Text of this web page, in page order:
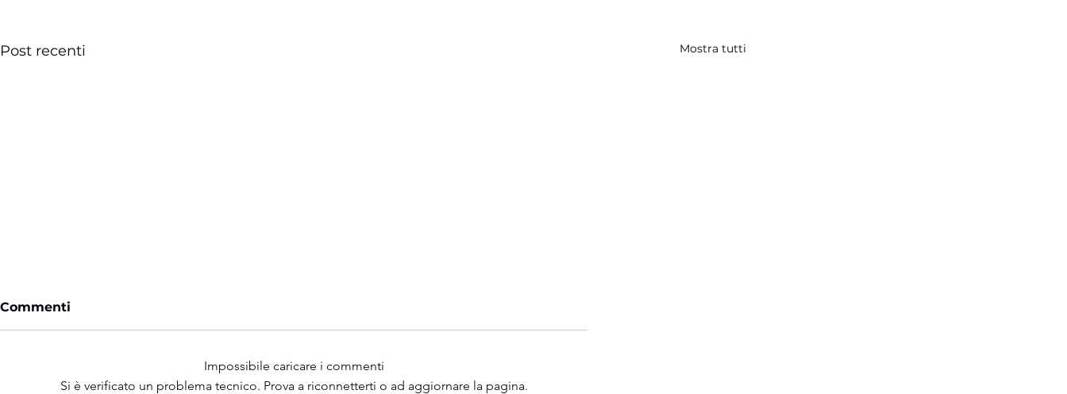
Post recenti Mostra tutti
Commenti
Impossibile caricare i commenti
Si è verificato un problema tecnico. Prova a riconnetterti o ad aggiornare la pagina.